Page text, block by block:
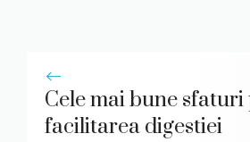
Cele mai bune
facilitarea digestiei